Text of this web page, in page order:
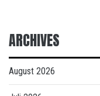
ARCHIVES
August 2026